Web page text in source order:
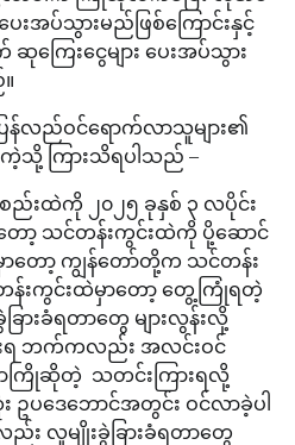
အပ်သွားမည်ဖြစ်ကြောင်းနှင့်
ြေးငွေများ ပေးအပ်သွား
န်လည်ဝင်ရောက်လာသူများ၏
သို့ ကြားသိရပါသည် –
းထဲကို ၂၀၂၅ ခုနှစ် ၃ လပိုင်း
တော့ သင်တန်းကွင်းထဲကို ပို့ဆောင်
တော့ ကျွန်တော်တို့က သင်တန်း
းကွင်းထဲမှာတော့ တွေ့ကြုံရတဲ့
ားခံရတာတွေ များလွန်းလို့
းရ ဘက်ကလည်း အလင်းဝင်
ကြိုဆိုတဲ့ သတင်းကြားရလို့
ပဒေဘောင်အတွင်း ဝင်လာခဲ့ပါ
လူမျိုးခွဲခြားခံရတာတွေ